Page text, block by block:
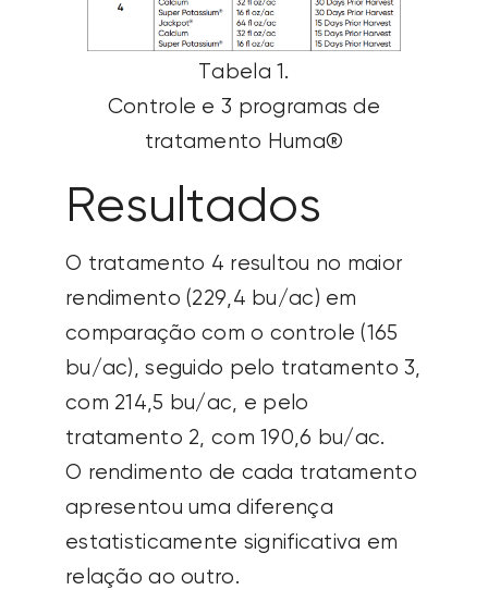
Tabela 1.
Controle e 3 programas de
tratamento Huma®
Resultados
O tratamento 4 resultou no maior
rendimento (229,4 bu/ac) em
comparação com o controle (165
bu/ac), seguido pelo tratamento 3,
com 214,5 bu/ac, e pelo
tratamento 2, com 190,6 bu/ac.
O rendimento de cada tratamento
apresentou uma diferença
estatisticamente significativa em
relação ao outro.